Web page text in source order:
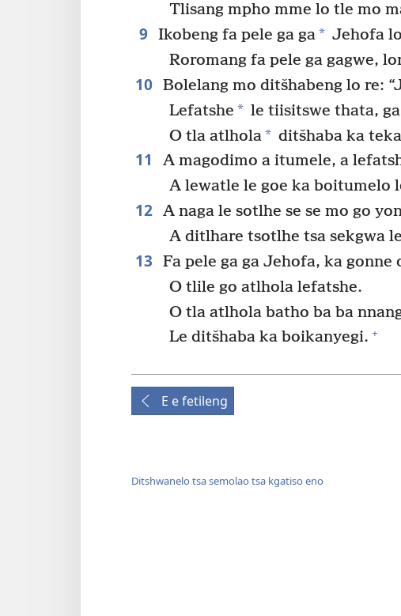
Tlisang mpho mme lo tle mo
9 Ikobeng fa pele ga ga* Jehofa
Roromang fa pele ga gagwe,
10 Bolelang mo ditšhabeng lo re:
Lefatshe * le tiisitswe thata,
O tla atlhola* ditšhaba ka
11
A magodimo a itumele, a
A lewatle le goe ka boitumelo
12 A naga le sotlhe se se mo go
A ditlhare tsotlhe tsa sekgwa
13 Fa pele ga ga Jehofa, ka gonne
O tlile go atlhola lefatshe.
O tla atlhola batho ba ba
Le ditšhaba ka boikanyegi. +
E e fetileng
Ditshwanelo tsa semolao tsa kgatiso eno